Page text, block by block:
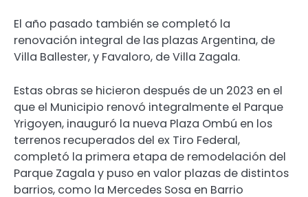
El año pasado también se completó la
renovación integral de las plazas Argentina, de
Villa Ballester, y Favaloro, de Villa Zagala.
Estas obras se hicieron después de un 2023 en el
que el Municipio renovó integralmente el Parque
Yrigoyen, inauguró la nueva Plaza Ombú en los
terrenos recuperados del ex Tiro Federal,
completó la primera etapa de remodelación del
Parque Zagala y puso en valor plazas de distintos
barrios, como la Mercedes Sosa en Barrio